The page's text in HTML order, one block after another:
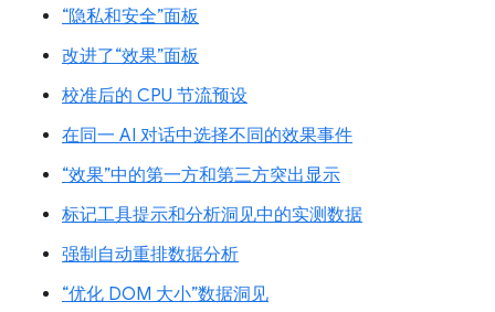
“隐私和安全”面板
改进了“效果”面板
校准后的 CPU 节流预设
在同一 AI 对话中选择不同的效果事件
“效果”中的第一方和第三方突出显示
标记工具提示和分析洞见中的实测数据
强制自动重排数据分析
“优化 DOM 大小”数据洞见